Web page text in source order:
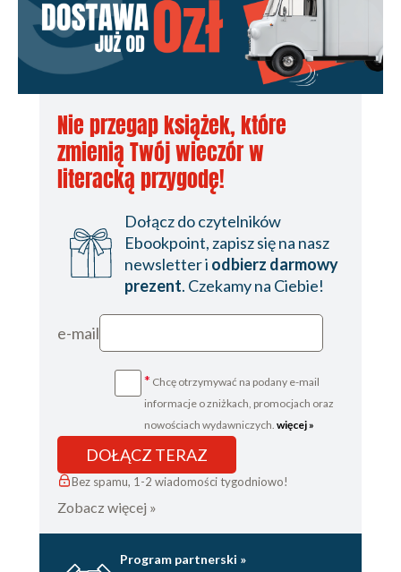
Nie przegap książek, które
zmienią Twój wieczór w
literacką przygodę!
Dołącz do czytelników
Ebookpoint, zapisz się na nasz
newsletter i odbierz darmowy
prezent. Czekamy na Ciebie!
e-mail
* Chcę otrzymywać na podany e-mail
informacje o zniżkach, promocjach oraz
nowościach wydawniczych. więcej »
DOŁĄCZ TERAZ
Bez spamu, 1-2 wiadomości tygodniowo!
Zobacz więcej »
Program partnerski »